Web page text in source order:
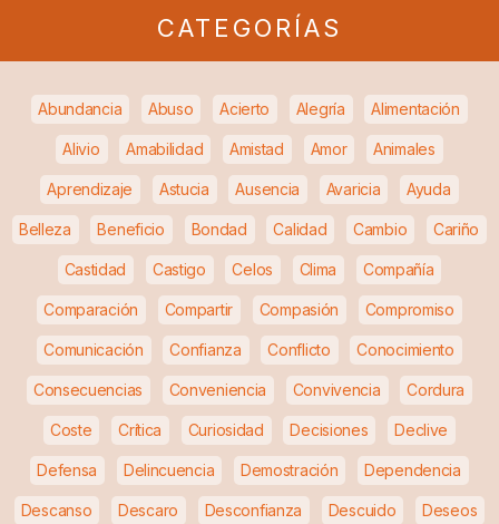
CATEGORÍAS
Abundancia Abuso Acierto Alegría Alimentación
Alivio Amabilidad Amistad Amor Animales
Aprendizaje Astucia Ausencia Avaricia Ayuda
Belleza Beneficio Bondad Calidad Cambio Cariño
Castidad Castigo Celos Clima Compañía
Comparación Compartir Compasión Compromiso
Comunicación Confianza Conflicto Conocimiento
Consecuencias Conveniencia Convivencia Cordura
Coste Crítica Curiosidad Decisiones Declive
Defensa Delincuencia Demostración Dependencia
Descanso Descaro Desconfianza Descuido Deseos